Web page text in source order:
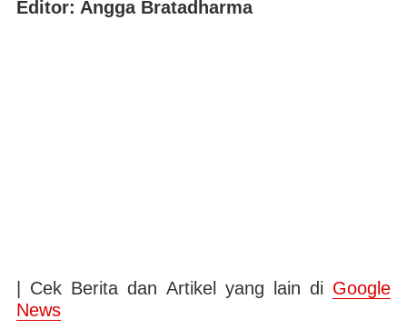
Editor: Angga Bratadharma
| Cek Berita dan Artikel yang lain di Google
News